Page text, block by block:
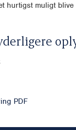
hurtigst muligt
PDF